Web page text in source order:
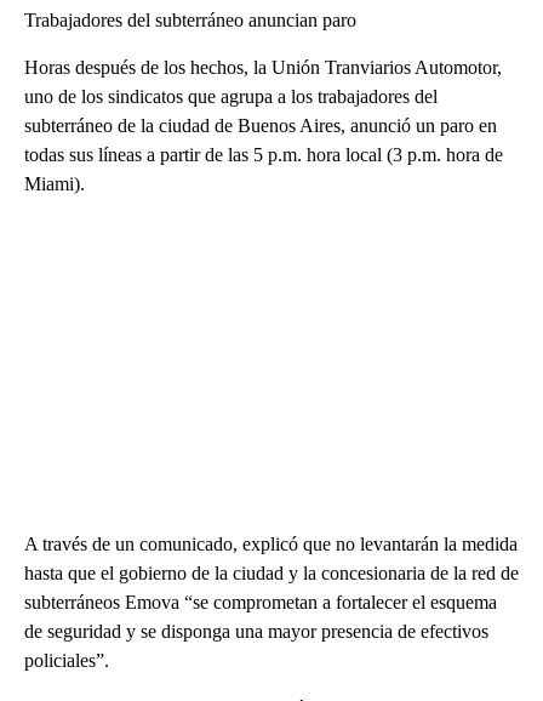
Trabajadores del subterráneo anuncian paro
Horas después de los hechos, la Unión Tranviarios Automotor,
uno de los sindicatos que agrupa a los trabajadores del
subterráneo de la ciudad de Buenos Aires, anunció un paro en
todas sus líneas a partir de las 5 p.m. hora local (3 p.m. hora de
Miami).
A través de un comunicado, explicó que no levantarán la medida
hasta que el gobierno de la ciudad y la concesionaria de la red de
subterráneos Emova “se comprometan a fortalecer el esquema
de seguridad y se disponga una mayor presencia de efectivos
policiales”.